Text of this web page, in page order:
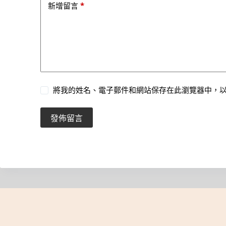
新增留言 *
將我的姓名、電子郵件和網站保存在此瀏覽器中，
發佈留言